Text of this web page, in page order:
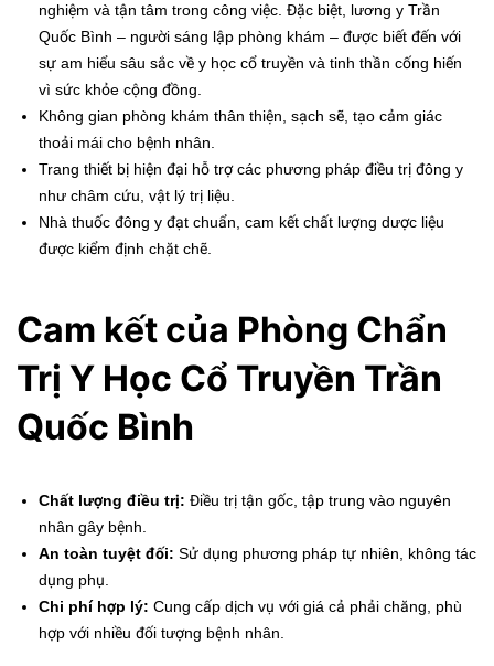
nghiệm và tận tâm trong công việc. Đặc biệt, lương y Trần
Quốc Bình – người sáng lập phòng khám – được biết đến với
sự am hiểu sâu sắc về y học cổ truyền và tinh thần cống hiến
vì sức khỏe cộng đồng.
Không gian phòng khám thân thiện, sạch sẽ, tạo cảm giác
thoải mái cho bệnh nhân.
Trang thiết bị hiện đại hỗ trợ các phương pháp điều trị đông y
như châm cứu, vật lý trị liệu.
Nhà thuốc đông y đạt chuẩn, cam kết chất lượng dược liệu
được kiểm định chặt chẽ.
Cam kết của Phòng Chẩn
Trị Y Học Cổ Truyền Trần
Quốc Bình
Chất lượng điều trị: Điều trị tận gốc, tập trung vào nguyên
nhân gây bệnh.
An toàn tuyệt đối: Sử dụng phương pháp tự nhiên, không tác
dụng phụ.
Chi phí hợp lý: Cung cấp dịch vụ với giá cả phải chăng, phù
hợp với nhiều đối tượng bệnh nhân.